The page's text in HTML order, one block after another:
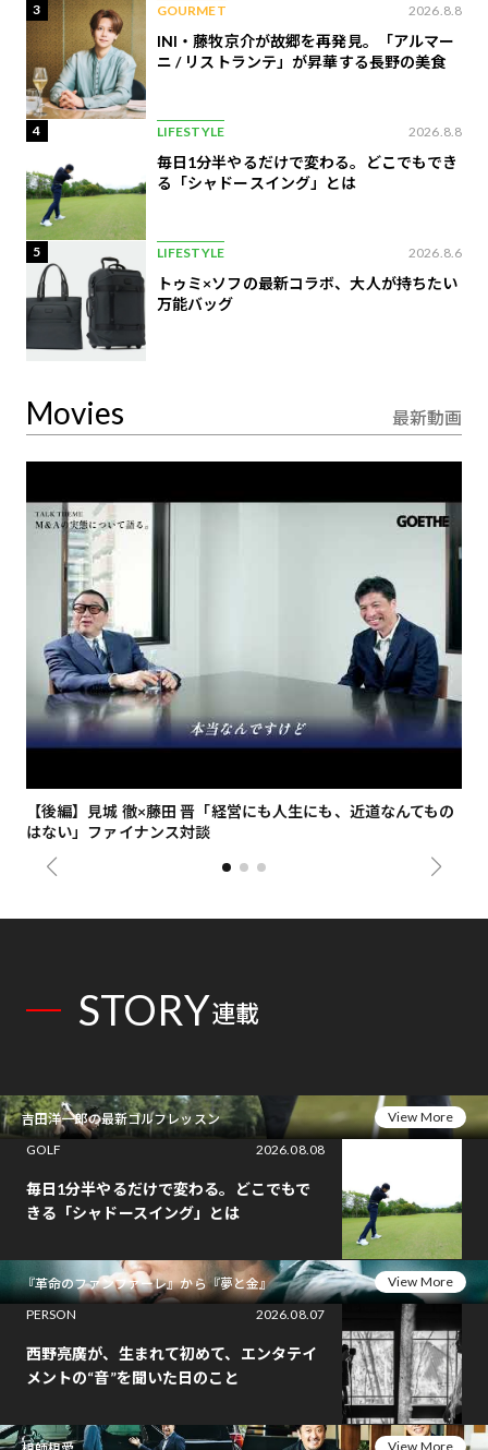
3 GOURMET 2026.8.8
INI・藤牧京介が故郷を再発見。「アルマー
ニ / リストランテ」が昇華する長野の美食
4 LIFESTYLE 2026.8.8
毎日1分半やるだけで変わる。どこでもでき
る「シャドースイング」とは
5 LIFESTYLE 2026.8.6
トゥミ×ソフの最新コラボ、大人が持ちたい
万能バッグ
Movies 最新動画
【後編】見城 徹×藤田 晋「経営にも人生にも、近道なんてもの
はない」ファイナンス対談
STORY連載
吉田洋一郎の最新ゴルフレッスン
View More
GOLF
2026.08.08
毎日1分半やるだけで変わる。どこでもで
きる「シャドースイング」とは
『革命のファンファーレ』から『夢と金』
View More
PERSON
2026.08.07
西野亮廣が、生まれて初めて、エンタテイ
メントの“音”を聞いた日のこと
View More